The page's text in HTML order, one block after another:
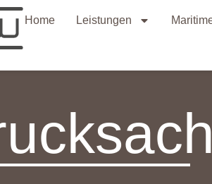
Home Leistungen